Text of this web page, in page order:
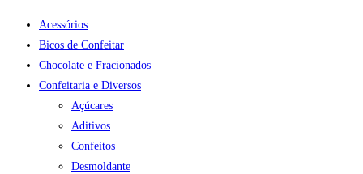
Acessórios
Bicos de Confeitar
Chocolate e Fracionados
Confeitaria e Diversos
Açúcares
Aditivos
Confeitos
Desmoldante